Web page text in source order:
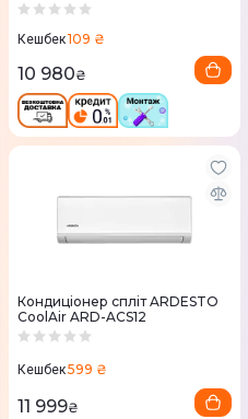
Кешбек109 ₴
10 980₴
Кондиціонер спліт ARDESTO
CoolAir ARD-ACS12
Кешбек599 ₴
11 999₴